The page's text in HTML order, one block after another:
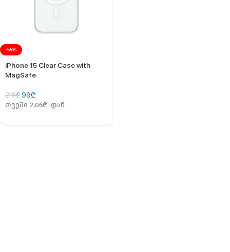
-55%
iPhone 15 Clear Case with
MagSafe
219₾ 99₾
თვეში 2.06₾-დან